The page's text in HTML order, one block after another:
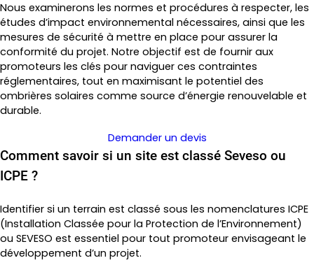
Nous examinerons les normes et procédures à respecter, les
études d’impact environnemental nécessaires, ainsi que les
mesures de sécurité à mettre en place pour assurer la
conformité du projet. Notre objectif est de fournir aux
promoteurs les clés pour naviguer ces contraintes
réglementaires, tout en maximisant le potentiel des
ombrières solaires comme source d’énergie renouvelable et
durable.
Demander un devis
Comment savoir si un site est classé Seveso ou
ICPE ?
Identifier si un terrain est classé sous les nomenclatures ICPE
(Installation Classée pour la Protection de l’Environnement)
ou SEVESO est essentiel pour tout promoteur envisageant le
développement d’un projet.